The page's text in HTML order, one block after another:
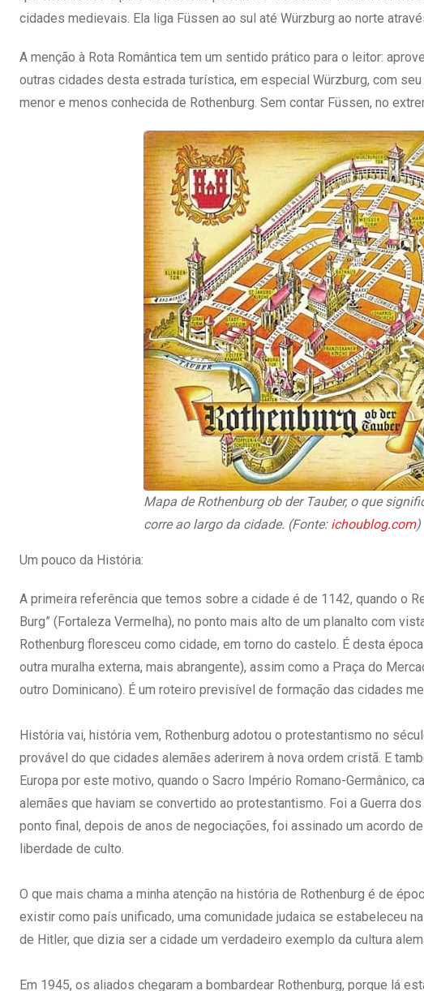
cidades medievais. Ela liga Füssen ao sul até Würzburg ao norte
A menção à Rota Romântica tem um sentido prático para o leitor:
outras cidades desta estrada turística, em especial Würzburg, com
menor e menos conhecida de Rothenburg. Sem contar Füssen, no
Mapa de Rothenburg ob der Tauber, o que
corre ao largo da cidade. (Fonte: ichoublog.com)
Um pouco da História:
A primeira referência que temos sobre a cidade é de 1142, quando o
Burg” (Fortaleza Vermelha), no ponto mais alto de um planalto com
Rothenburg floresceu como cidade, em torno do castelo. É desta
outra muralha externa, mais abrangente), assim como a Praça do
outro Dominicano). É um roteiro previsível de formação das cidades
História vai, história vem, Rothenburg adotou o protestantismo no
provável do que cidades alemães aderirem à nova ordem cristã. E
Europa por este motivo, quando o Sacro Império Romano-
alemães que haviam se convertido ao protestantismo. Foi a Guerra
ponto final, depois de anos de negociações, foi assinado um acordo
liberdade de culto.
O que mais chama a minha atenção na história de Rothenburg é de
existir como país unificado, uma comunidade judaica se estabeleceu
de Hitler, que dizia ser a cidade um verdadeiro exemplo da cultura
Em 1945, os aliados chegaram a bombardear Rothenburg, porque lá